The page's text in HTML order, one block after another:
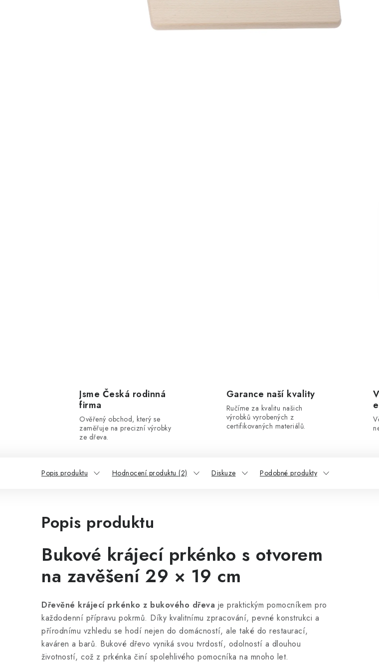
Jsme Česká rodinná
firma
Ověřený obchod, který se
zaměřuje na precizní výrobky
ze dřeva.
Garance naší kvality
Ručíme za kvalitu našich
výrobků vyrobených z
certifikovaných materiálů.
Popis produktu Hodnocení produktu (2) Diskuze Podobné produkty
Popis produktu
Bukové krájecí prkénko s otvorem
na zavěšení 29 × 19 cm
Dřevěné krájecí prkénko z bukového dřeva je praktickým pomocníkem pro
každodenní přípravu pokrmů. Díky kvalitnímu zpracování, pevné konstrukci a
přírodnímu vzhledu se hodí nejen do domácností, ale také do restaurací,
kaváren a barů. Bukové dřevo vyniká svou tvrdostí, odolností a dlouhou
životností, což z prkénka činí spolehlivého pomocníka na mnoho let.